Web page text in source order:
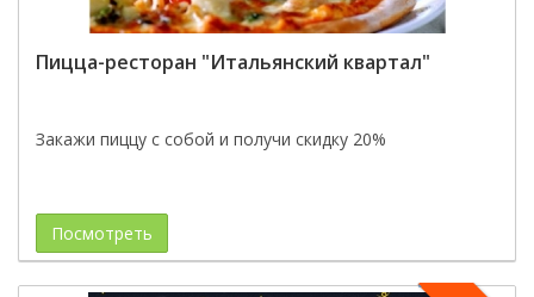
Пицца-ресторан "Итальянский квартал"
Закажи пиццу с собой и получи скидку 20%
Посмотреть